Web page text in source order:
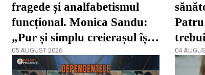
fragede și analfabetismul
funcțional. Monica Sandu:
„Pur și simplu creierașul își
inhibă multe abilități”
05 AUGUST 2026
Patru
04